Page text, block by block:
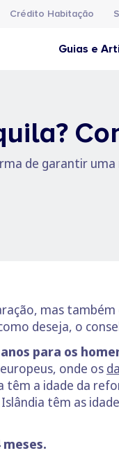
Crédito Habitação
Guias e
de garantir
mas
deseja, o
para os
onde os
a idade da
têm as